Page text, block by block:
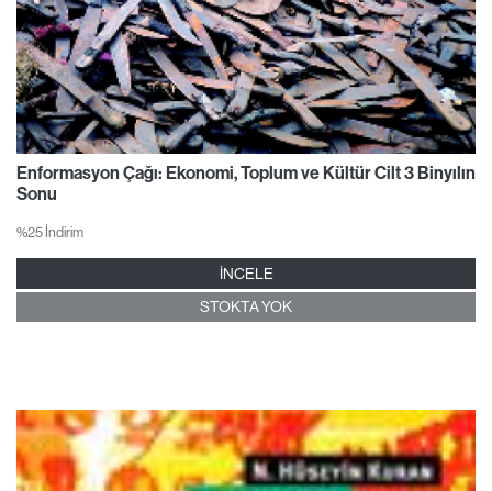
Enformasyon Çağı: Ekonomi, Toplum ve Kültür Cilt 3 Binyılın
Sonu
%25 İndirim
İNCELE
STOKTA YOK